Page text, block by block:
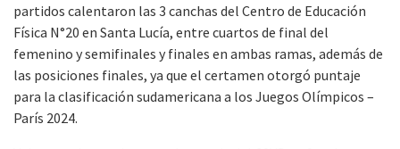
partidos calentaron las 3 canchas del Centro de Educación
Física N°20 en Santa Lucía, entre cuartos de final del
femenino y semifinales y finales en ambas ramas, además de
las posiciones finales, ya que el certamen otorgó puntaje
para la clasificación sudamericana a los Juegos Olímpicos –
París 2024.